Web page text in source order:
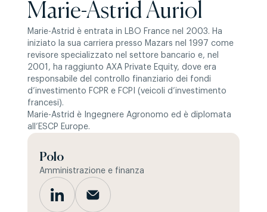
Marie-Astrid Auriol
Marie-Astrid è entrata in LBO France nel 2003. Ha
iniziato la sua carriera presso Mazars nel 1997 come
revisore specializzato nel settore bancario e, nel
2001, ha raggiunto AXA Private Equity, dove era
responsabile del controllo finanziario dei fondi
d’investimento FCPR e FCPI (veicoli d’investimento
francesi).
Marie-Astrid è Ingegnere Agronomo ed è diplomata
all’ESCP Europe.
Polo
Amministrazione e finanza